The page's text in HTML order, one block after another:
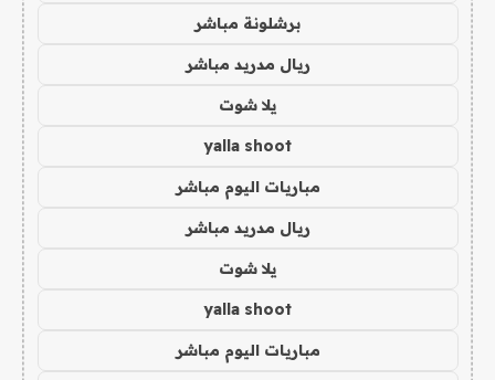
برشلونة مباشر
ريال مدريد مباشر
يلا شوت
yalla shoot
مباريات اليوم مباشر
ريال مدريد مباشر
يلا شوت
yalla shoot
مباريات اليوم مباشر